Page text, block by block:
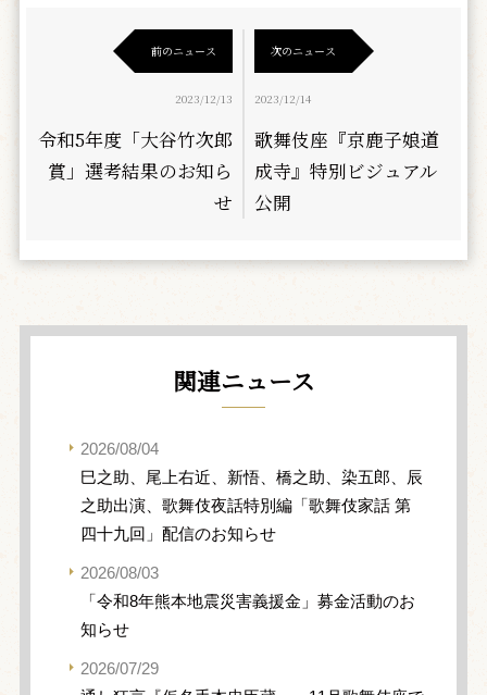
前のニュース
2023/12/13
令和5年度「大谷竹次郎
賞」選考結果のお知ら
せ
次のニュース
2023/12/14
歌舞伎座『京鹿子娘道
成寺』特別ビジュアル
公開
関連ニュース
2026/08/04
巳之助、尾上右近、新悟、橋之助、染五郎、辰
之助出演、歌舞伎夜話特別編「歌舞伎家話 第
四十九回」配信のお知らせ
2026/08/03
「令和8年熊本地震災害義援金」募金活動のお
知らせ
2026/07/29